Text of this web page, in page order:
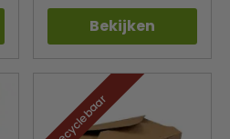
Bekijken
Recyclebaar